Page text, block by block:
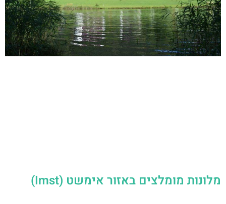
מלונות מומלצים באזור אימשט (Imst)